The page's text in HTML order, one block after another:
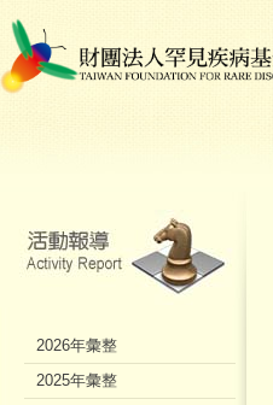
2026年彙整
2025年彙整